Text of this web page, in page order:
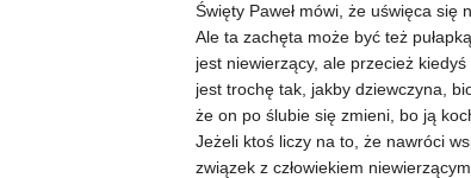
Święty Paweł mówi, że uświęca się
Ale ta zachęta może być też
jest niewierzący, ale przecież
jest trochę tak, jakby dziewczyna,
że on po ślubie się zmieni, bo ją
Jeżeli ktoś liczy na to, że nawróci
związek z człowiekiem